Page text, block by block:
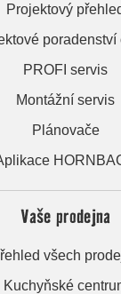
Projektový
poradenství
PROFI servis
Montážní servis
Plánovače
Vaše prodejna
všech
Kuchyňské